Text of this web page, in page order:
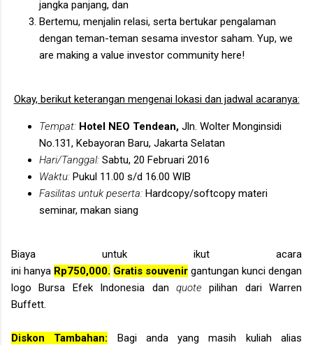
jangka panjang, dan
Bertemu, menjalin relasi, serta bertukar pengalaman
dengan teman-teman sesama investor saham. Yup, we
are making a value investor community here!
Okay, berikut keterangan mengenai lokasi dan jadwal acaranya:
Tempat: Hotel NEO Tendean, Jln. Wolter Monginsidi
No.131, Kebayoran Baru, Jakarta Selatan
Hari/Tanggal: Sabtu, 20 Februari 2016
Waktu: Pukul 11.00 s/d 16.00 WIB
Fasilitas untuk peserta: Hardcopy/softcopy materi
seminar, makan siang
Biaya untuk ikut acara
ini hanya Rp750,000. Gratis souvenir gantungan kunci dengan
logo Bursa Efek Indonesia dan quotepilihan dari Warren
Buffett.
Diskon Tambahan: Bagi anda yang masih kuliah alias